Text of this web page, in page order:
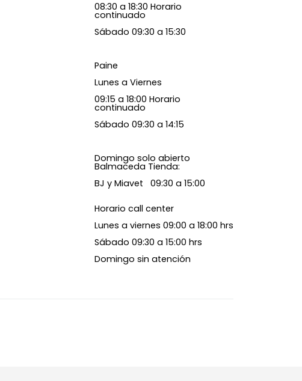
08:30 a 18:30 Horario
continuado
Sábado 09:30 a 15:30
Paine
Lunes a Viernes
09:15 a 18:00 Horario
continuado
Sábado 09:30 a 14:15
Domingo solo abierto
Balmaceda Tienda:
BJ y Miavet 09:30 a 15:00
Horario call center
Lunes a viernes 09:00 a 18:00 hrs
Sábado 09:30 a 15:00 hrs
Domingo sin atención